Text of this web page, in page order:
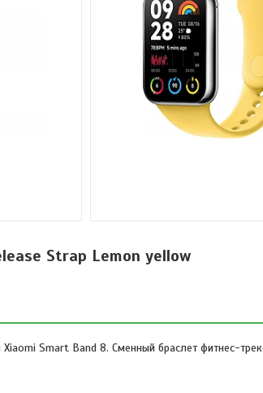
Strap Lemon yellow
Smart Band 8. Сменный браслет фитнес-